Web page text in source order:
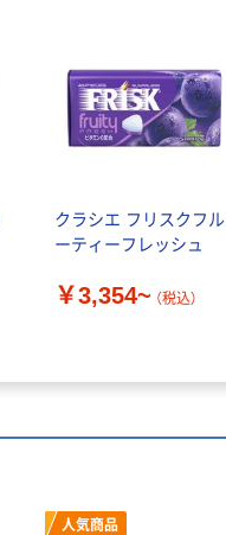
クラシエ フリスクフル
ーティーフレッシュ
￥3,354~ （税込）
人気商品